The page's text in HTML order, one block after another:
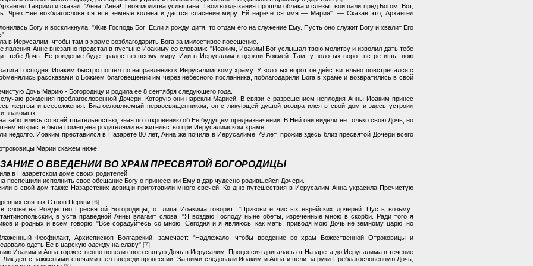
Гавриил и сказал: "Анна, Анна! Твоя молитва услышана. Твои воздыхания прошли облака и слезы твои пали пред Богом. Вот,
Чрез Нее возблагословятся все земные колена и дастся спасение миру. Ей наречется имя — Мария". — Сказав это, Архангел
Богу и воскликнула: "Жив Господь Бог! Если я рожду дитя, то отдам его на служение Ему. Пусть оно служит Богу и хвалит Его
в Иерусалим, чтобы там в храме возблагодарить Бога за милостивое посещение.
явления Анне внезапно предстал в пустыне Иоакиму со словами: "Иоаким, Иоаким! Бог услышал твою молитву и изволил дать тебе
тебе Дочь. Ее рождение будет радостью всему миру. Иди в Иерусалим к церкви Божией. Там, у золотых ворот встретишь твою
Господня, Иоаким быстро пошел по направлению к Иерусалимскому храму. У золотых ворот он действительно повстречался с
рассказами о Божием благовещении им через небесного посланника, поблагодарили Бога в храме и возвратились в свой
Дочь Марию - Богородицу и родила ее 8 сентября следующего года.
рождения преблагословенной Дочери, Которую они нарекли Марией. В связи с разрешением неплодия Анны Иоаким принес
жертвы и всесожжения. Благословляемый первосвященником, он с ликующей душой возвратился в свой дом и здесь устроил
знакомых.
со всей тщательностью, зная по откровению об Ее будущем предназначении. В Ней они видели не только свою Дочь, но
возрасте была помещена родителями на жительство при Иерусалимском храме.
недолго. Иоаким преставился в Назарете 80 лет, Анна же почила в Иерусалиме 79 лет, прожив здесь близ пресвятой Дочери всего
Марии скажем ниже.
О ВВЕДЕНИИ ВО ХРАМ ПРЕСВЯТОЙ БОГОРОДИЦЫ
в Назаретском доме своих родителей.
поспешили исполнить свое обещание Богу о принесении Ему в дар чудесно родившейся Дочери.
в свой дом также Назаретских девиц и приготовили много свечей. Ко дню путешествия в Иерусалим Анна украсила Пречистую
святых Отцов Церкви [6]
слове на Рождество Пресвятой Богородицы, от лица Иоакима говорит: "Призовите чистых еврейских дочерей. Пусть возьмут
в уста праведной Анны влагает слова: "Я воздаю Господу ныне обеты, изреченные мною в скорби. Ради того я
и родных и всем говорю: "Все сорадуйтесь со мною. Сегодня и я являюсь, как мать, приводя мою Дочь не земному царю, но
Феофилакт, Архиепископ Болгарский, замечает: "Надлежало, чтобы введение во храм Божественной Отроковицы и
одеть Ее в царскую одежду на славу" [7]
Иоаким и Анна торжественно повели свою святую Дочь в Иерусалим. Процессия двигалась от Назарета до Иерусалима в течение
Лик дев с зажжеными свечами шел впереди процессии. За ними следовали Иоаким и Анна и вели за руки Преблагословенную Дочь,